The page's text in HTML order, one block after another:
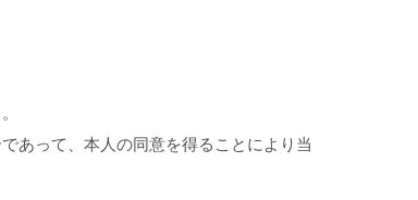
あって、本人の同意を得ることにより当